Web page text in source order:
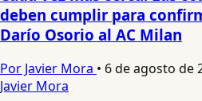
deben cumplir para
Darío Osorio al AC Milan
Por Javier Mora • 6 de agosto de
Javier Mora